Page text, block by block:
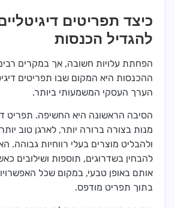
כיצד תפריטים
להגדיל הכנסות
הפחתת עלויות חשובה, אך במקרים
ההכנסות היא המקום שבו תפריטים
הערך העסקי המשמעותי ביותר.
הסיבה הראשונה היא החשיפה. תפריט
מנות בצורה ברורה יותר, לארגן טוב
ולהבליט מוצרים בעלי רווחיות גבוהה.
להבחין בשדרוגים, תוספות ושילובים
אותם באופן טבעי, במקום שכל
בתוך תפריט מודפס.